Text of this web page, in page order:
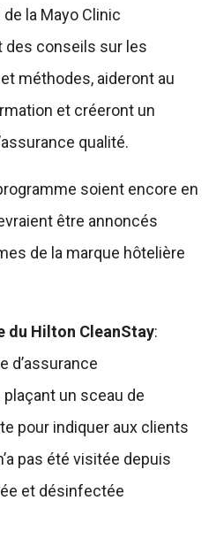
de la Mayo Clinic
des conseils sur les
méthodes, aideront au
et créeront un
qualité.
soient encore en
être annoncés
de la marque hôtelière
du Hilton CleanStay:
d’assurance
un sceau de
pour indiquer aux clients
pas été visitée depuis
et désinfectée